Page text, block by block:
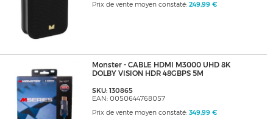
Prix de vente moyen constaté: 249,99 €
Monster - CABLE HDMI M3000 UHD 8K
DOLBY VISION HDR 48GBPS 5M
SKU: 130865
EAN: 0050644768057
Prix de vente moyen constaté: 349,99 €